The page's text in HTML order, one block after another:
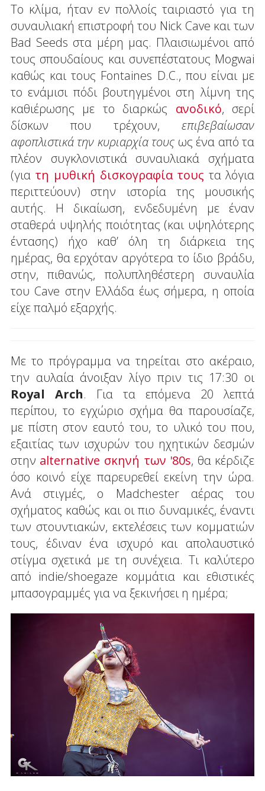
Το κλίμα, ήταν εν πολλοίς ταιριαστό για τη
συναυλιακή επιστροφή του Nick Cave και των
Bad Seeds στα μέρη μας. Πλαισιωμένοι από
τους σπουδαίους και συνεπέστατους Mogwai
καθώς και τους Fontaines D.C., που είναι με
το ενάμισι πόδι βουτηγμένοι στη λίμνη της
καθιέρωσης με το διαρκώς ανοδικό, σερί
δίσκων που τρέχουν,επιβεβαίωσαν
αφοπλιστικά την κυριαρχία τους ως ένα από τα
πλέον συγκλονιστικά συναυλιακά σχήματα
(για τη μυθική δισκογραφία τους τα λόγια
περιττεύουν) στην ιστορία της μουσικής
αυτής. Η δικαίωση, ενδεδυμένη με έναν
σταθερά υψηλής ποιότητας (και υψηλότερης
έντασης) ήχο καθ’ όλη τη διάρκεια της
ημέρας, θα ερχόταν αργότερα το ίδιο βράδυ,
στην, πιθανώς, πολυπληθέστερη συναυλία
του Cave στην Ελλάδα έως σήμερα, η οποία
είχε παλμό εξαρχής.
Με το πρόγραμμα να τηρείται στο ακέραιο,
την αυλαία άνοιξαν λίγο πριν τις 17:30 οι
Royal
Arch. Για τα επόμενα 20 λεπτά
περίπου, το εγχώριο σχήμα θα παρουσίαζε,
με πίστη στον εαυτό του, το υλικό του που,
εξαιτίας των ισχυρών του ηχητικών δεσμών
στην alternative σκηνή των '80s, θα κέρδιζε
όσο κοινό είχε παρευρεθεί εκείνη την ώρα.
Ανά στιγμές, ο Madchester αέρας του
σχήματος καθώς και οι πιο δυναμικές, έναντι
των στουντιακών, εκτελέσεις των κομματιών
τους, έδιναν ένα ισχυρό και απολαυστικό
στίγμα σχετικά με τη συνέχεια. Τι καλύτερο
από indie/shoegaze κομμάτια και εθιστικές
μπασογραμμές για να ξεκινήσει η ημέρα;